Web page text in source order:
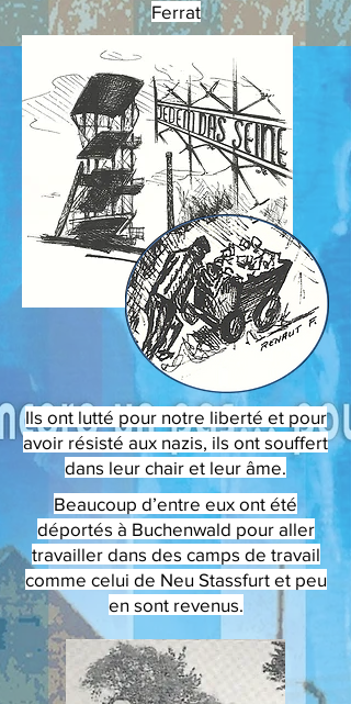
Ferrat
Ils ont lutté pour notre liberté et pour
avoir résisté aux nazis, ils ont souffert
dans leur chair et leur âme.
Beaucoup d’entre eux ont été
déportés à Buchenwald pour aller
travailler dans des camps de travail
comme celui de Neu Stassfurt et peu
en sont revenus.